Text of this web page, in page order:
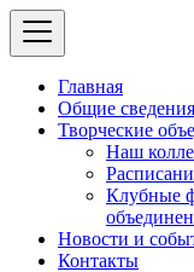
Главная
Общие сведения
Творческие
Наш
Клубные
Новости и
Контакты